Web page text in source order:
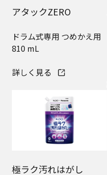
アタックZERO
ドラム式専用 つめかえ用
810 mL
詳しく見る
極ラク汚れはがし